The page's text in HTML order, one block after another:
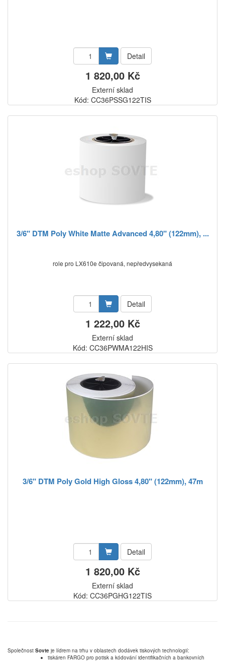
Detail
1 820,00 Kč
Externí sklad
Kód: CC36PSSG122TIS
3/6" DTM Poly White Matte Advanced 4,80" (122mm), ...
role pro LX610e čipovaná, nepředvysekaná
Detail
1 222,00 Kč
Externí sklad
Kód: CC36PWMA122HIS
3/6" DTM Poly Gold High Gloss 4,80" (122mm), 47m
Detail
1 820,00 Kč
Externí sklad
Kód: CC36PGHG122TIS
Společnost Sovte je lídrem na trhu v oblastech dodávek tiskových technologií:
tiskáren FARGO pro potisk a kódování identifikačních a bankovních